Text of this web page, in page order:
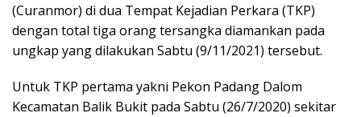
(Curanmor) di dua Tempat Kejadian Perkara (TKP)
dengan total tiga orang tersangka diamankan pada
ungkap yang dilakukan Sabtu (9/11/2021) tersebut.
Untuk TKP pertama yakni Pekon Padang Dalom
Kecamatan Balik Bukit pada Sabtu (26/7/2020) sekitar